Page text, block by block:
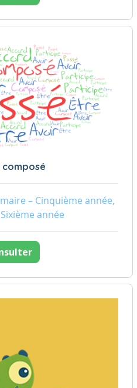
composé
– Cinquième année,
année